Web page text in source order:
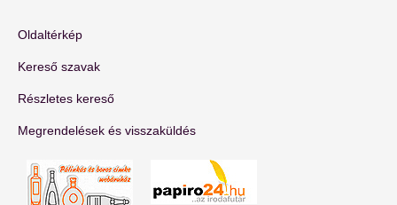
Oldaltérkép
Kereső szavak
Részletes kereső
Megrendelések és visszaküldés